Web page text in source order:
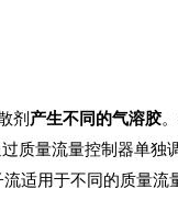
剂产生不同的气溶胶
质量流量控制器单独调
适用于不同的质量